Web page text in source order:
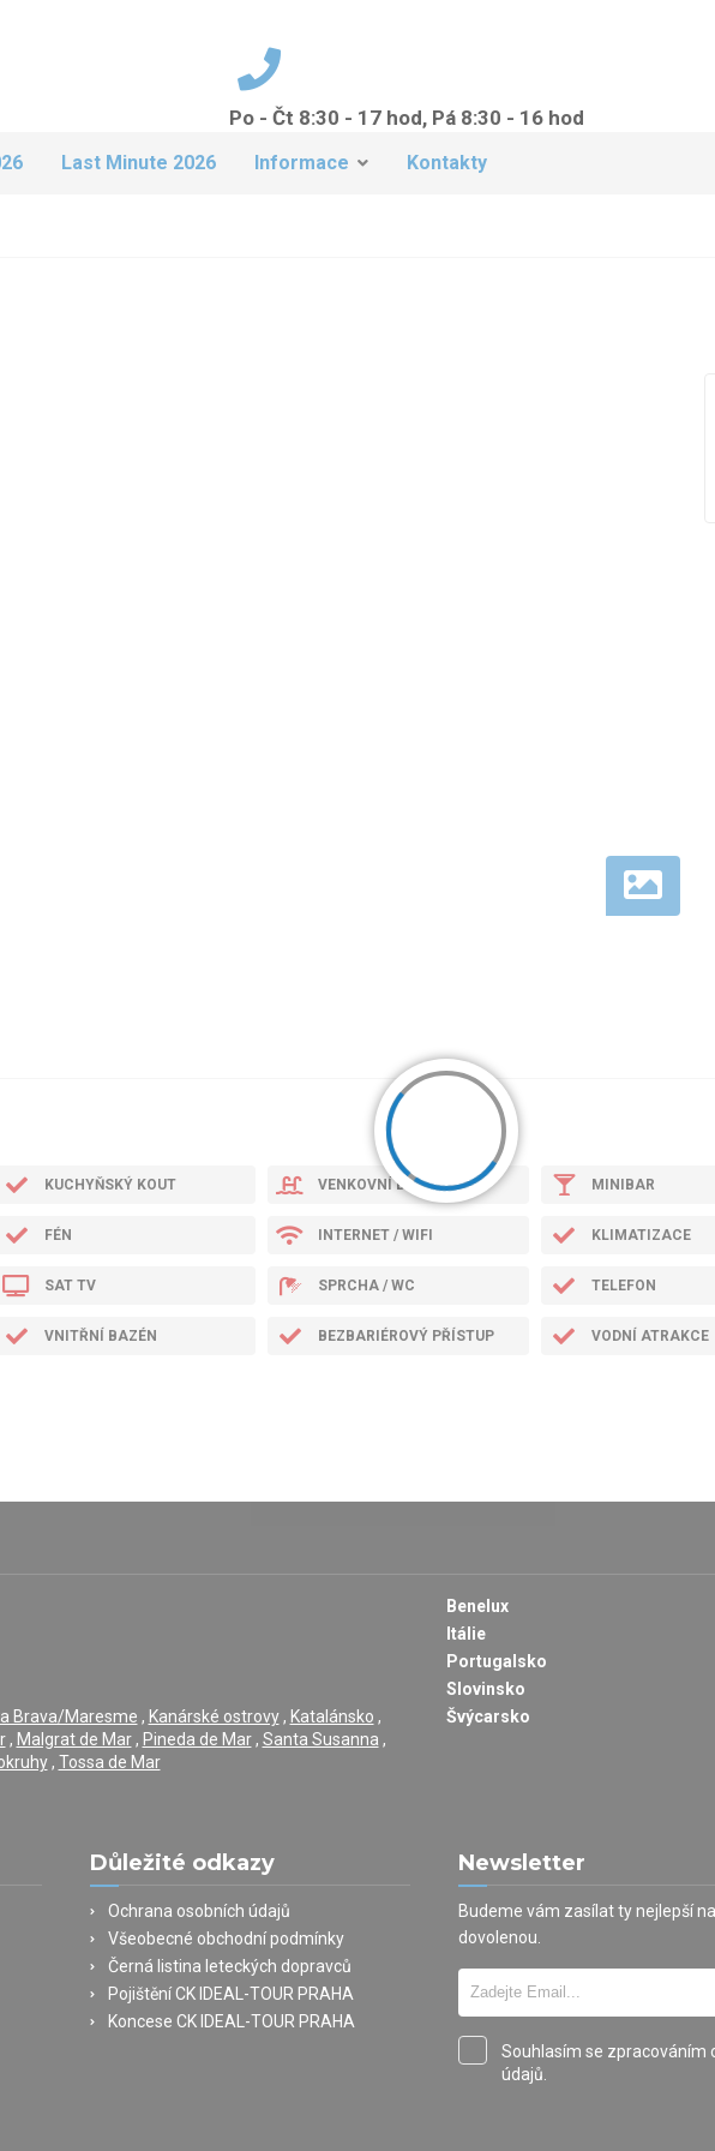
Po - Čt 8:30 - 17 hod, Pá 8:30 - 16 hod
Last Minute 2026 Informace Kontakty
KUCHYŇSKÝ KOUT VENKOVNÍ BAZÉN MINIBAR
FÉN INTERNET / WIFI KLIMATIZACE
SAT TV SPRCHA / WC TELEFON
VNITŘNÍ BAZÉN BEZBARIÉROVÝ PŘÍSTUP VODNÍ ATRAKCE
Benelux
Itálie
Portugalsko
Slovinsko
Brava/Maresme , Kanárské ostrovy, Katalánsko ,
, Malgrat de Mar, Pineda de Mar, Santa Susanna ,
, Tossa de Mar
Švýcarsko
Důležité odkazy
Ochrana osobních údajů
Všeobecné obchodní podmínky
Černá listina leteckých dopravců
Pojištění CK IDEAL-TOUR PRAHA
Koncese CK IDEAL-TOUR PRAHA
Newsletter
Budeme vám zasílat ty nejlepší
dovolenou.
Souhlasím se zpracováním
údajů.